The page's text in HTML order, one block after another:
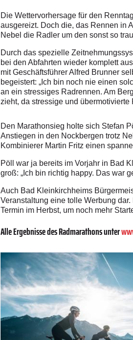
Die Wettervorhersage für den
ausgereizt. Doch die, das Rennen in
Nebel die Radler um den sonst so
Durch das spezielle
bei den Abfahrten wieder komplett
mit Geschäftsführer Alfred Brunner
begeistert: „Ich bin noch nie einen
an ein stressiges Radrennen. Am
zieht, da stressige und
Den Marathonsieg holte sich Stefan
Anstiegen in den Nockbergen trotz
Kombinierer Martin Fritz einen
Pöll war ja bereits im Vorjahr in Bad
groß: „Ich bin richtig happy. Das war
Auch Bad Kleinkirchheims
Veranstaltung eine tolle Werbung
Termin im Herbst, um noch mehr
Alle Ergebnisse des Radmarathons unter